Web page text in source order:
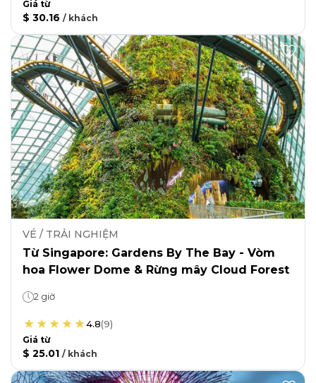
Giá từ
$ 30.16 / khách
VÉ / TRẢI NGHIỆM
Từ Singapore: Gardens By The Bay - Vòm
hoa Flower Dome & Rừng mây Cloud Forest
2 giờ
4.8(9)
Giá từ
$ 25.01 / khách